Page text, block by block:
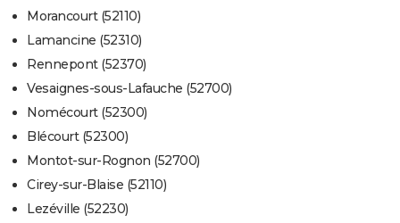
Morancourt (52110)
Lamancine (52310)
Rennepont (52370)
Vesaignes-sous-Lafauche (52700)
Nomécourt (52300)
Blécourt (52300)
Montot-sur-Rognon (52700)
Cirey-sur-Blaise (52110)
Lezéville (52230)